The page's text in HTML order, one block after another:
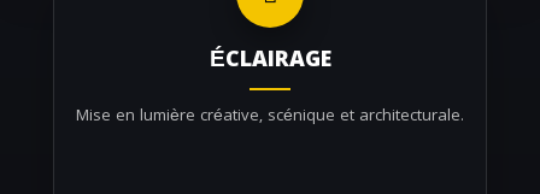
ÉCLAIRAGE
Mise en lumière créative, scénique et architecturale.